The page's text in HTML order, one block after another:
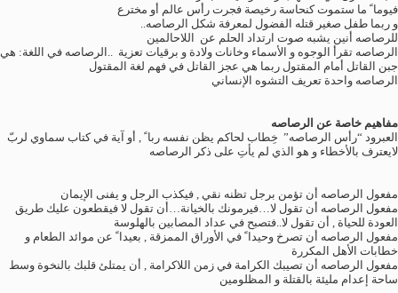
فيوما ً ما ستموت كنحاسة رخيصة فجرت رأس عالم أو مخترع
و ربما طفل صغير قتله الفضول لمعرفة شكل الرصاصه..
للرصاصه أنين يشبه صوت ارتداد الحلم عن اللاحالمين
الرصاصه تقرأ الوجوه و الأسماء وخانات ولادة و برقيات تعزية ..الرصاصه في اللغة: هي
جبن القاتل أمام المقتول ربما هي عجز القاتل في فهم لغة المقتول
الرصاصه واحدة تعريف التشوه الإنساني
مفاهيم خاصة عن الرصاصه
العبرود “رأس الرصاصه” خِطاب لحاكم يظن نفسه ربا ً , أو آية في كتاب سماوي لربّ
لايعترف بالأخطاء و هو الذي لم يأتِ على ذكر الرصاصه
مفعول الرصاصه أن تؤمن برجل تظنه نقي , فيكذب الرجل و يفنى الإيمان
مفعول الرصاصه أن تقول لا…فيرمونك بالخيانة…أن تقول لا فيقطعون عليك طريق
العودة للحياة , أن تقول لا..فتصبح في عداد المصابين بالهلوسة
مفعول الرصاصه أن تصرخ وحيدا ً في الأوراق الممزقة , بعيدا ً عن موائد الطعام و
خطابات الأهل المكررة
مفعول الرصاصه أن تصيبك الكرامة في زمن اللاكرامة , أن يمتلئ قلبك بالنخوة وسط
ساحة إعدام مليئة بالقتلة و المظلومين